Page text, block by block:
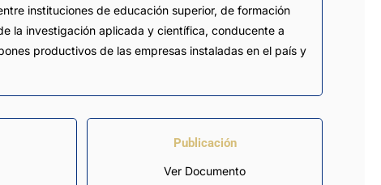
instituciones de educación superior, de formación
la investigación aplicada y científica, conducente a
productivos de las empresas instaladas en el país y
Publicación
Ver Documento